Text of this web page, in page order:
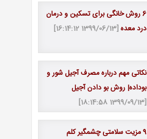
6 روش خانگی برای تسکین و درمان
درد معده[1399/06/13 16:14:12]
نکاتی مهم درباره مصرف آجیل شور و
بوداده| روش بو دادن آجیل
[1399/09/13 18:14:58]
9 مزیت سلامتی چشمگیر کلم